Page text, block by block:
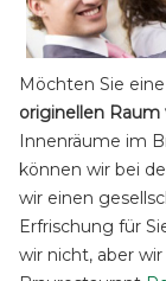
Möchten Sie
originellen Raum
Innenräume im
können wir bei
wir einen
Erfrischung für
wir nicht, aber